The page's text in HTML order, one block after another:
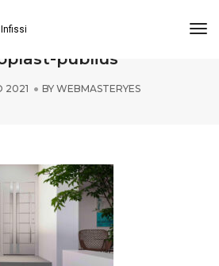
e-Porte-
publius
2021 BY WEBMASTERYES